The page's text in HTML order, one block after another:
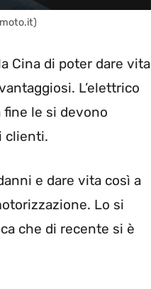
Cina di poter dare vita
L’elettrico
le si devono
clienti.
e dare vita così a
Lo si
che di recente si è